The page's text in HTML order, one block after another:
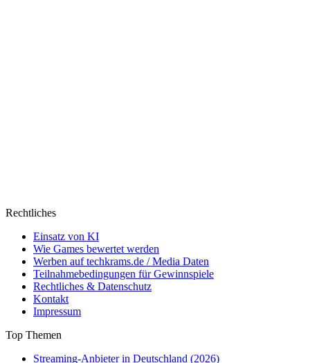
Rechtliches
Einsatz von KI
Wie Games bewertet werden
Werben auf techkrams.de / Media Daten
Teilnahmebedingungen für Gewinnspiele
Rechtliches & Datenschutz
Kontakt
Impressum
Top Themen
Streaming-Anbieter in Deutschland (2026)